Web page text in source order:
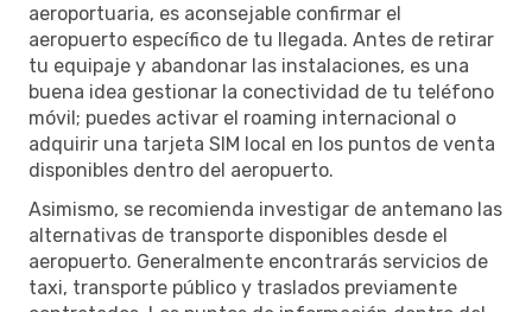
aeroportuaria, es aconsejable confirmar el
aeropuerto específico de tu llegada. Antes de retirar
tu equipaje y abandonar las instalaciones, es una
buena idea gestionar la conectividad de tu teléfono
móvil; puedes activar el roaming internacional o
adquirir una tarjeta SIM local en los puntos de venta
disponibles dentro del aeropuerto.
Asimismo, se recomienda investigar de antemano las
alternativas de transporte disponibles desde el
aeropuerto. Generalmente encontrarás servicios de
taxi, transporte público y traslados previamente